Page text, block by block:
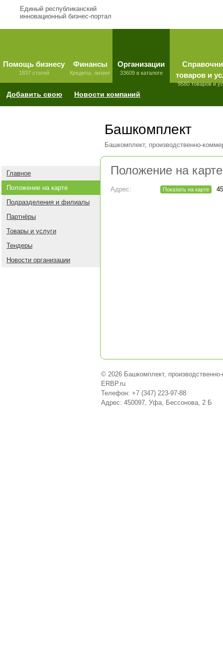
Единый республиканский
инновационный бизнес-портал
Помощь бизнесу
1837 статей
Финансы
Кредиты, лизинг
Организации
33609 в каталоге
товаров и
9580 товаров и
Добавить свою Новости компаний
Башкомплект
Башкомплект, производственно-
Главное
Положение на карте
Подразделения и филиалы
Партнёры
Товары и услуги
Тендеры
Новости организации
Положение на
Адрес: Показать на карте
© 2026 Башкомплект,
ERBP.ru
Телефон: +7 (347) 223-97-88
Адрес: 450097, Уфа, Бессонова, 2 Б